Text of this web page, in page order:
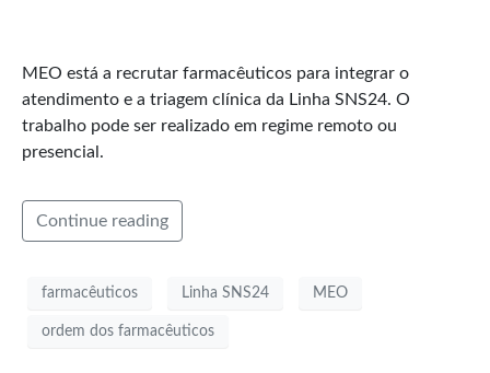
MEO está a recrutar farmacêuticos para integrar o
atendimento e a triagem clínica da Linha SNS24. O
trabalho pode ser realizado em regime remoto ou
presencial.
Continue reading
farmacêuticos Linha SNS24 MEO
ordem dos farmacêuticos